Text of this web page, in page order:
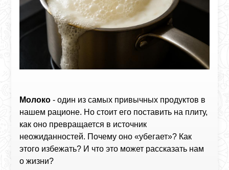
Молоко - один из самых привычных продуктов в
нашем рационе. Но стоит его поставить на плиту,
как оно превращается в источник
неожиданностей. Почему оно «убегает»? Как
этого избежать? И что это может рассказать нам
о жизни?